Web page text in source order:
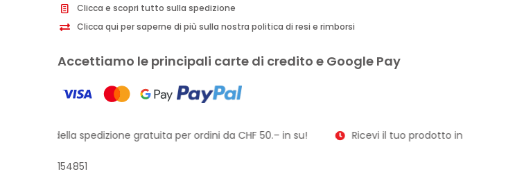
Clicca e scopri tutto sulla spedizione
Clicca qui per saperne di più sulla nostra politica di resi e rimborsi
Accettiamo le principali carte di credito e Google Pay
Approfitta della spedizione gratuita per ordini da CHF 50.– in su! Ricevi il tuo prodotto in soli 2–3
154851